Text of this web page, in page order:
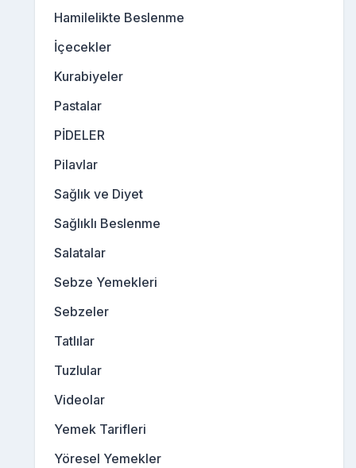
Hamilelikte Beslenme
İçecekler
Kurabiyeler
Pastalar
PİDELER
Pilavlar
Sağlık ve Diyet
Sağlıklı Beslenme
Salatalar
Sebze Yemekleri
Sebzeler
Tatlılar
Tuzlular
Videolar
Yemek Tarifleri
Yöresel Yemekler